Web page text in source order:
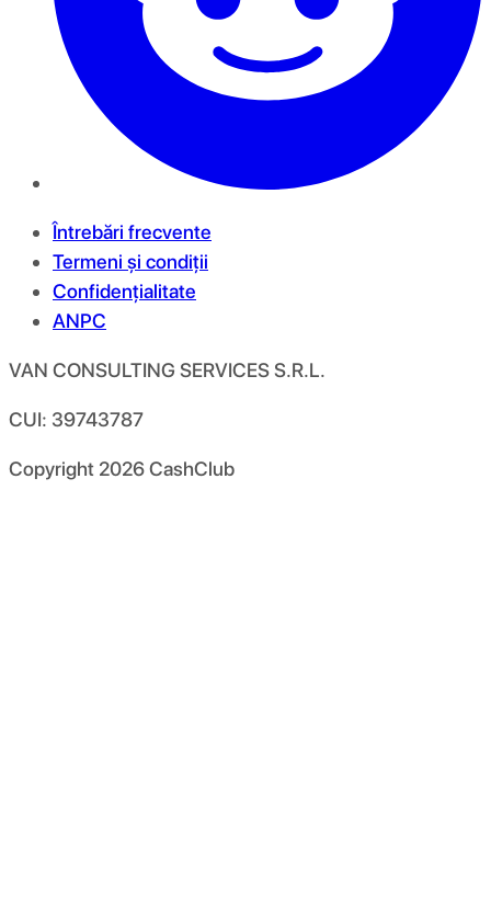
Întrebări frecvente
Termeni și condiții
Confidențialitate
ANPC
VAN CONSULTING SERVICES S.R.L.
CUI: 39743787
Copyright 2026CashClub